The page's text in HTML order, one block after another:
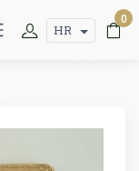
HR
0